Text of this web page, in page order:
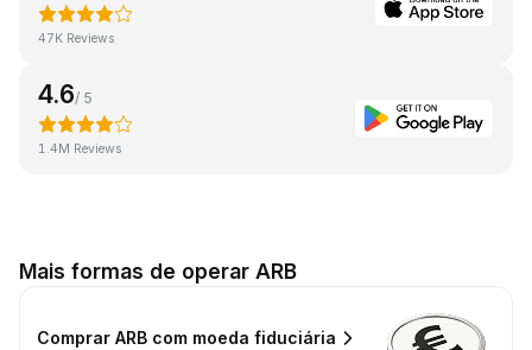
47K Reviews
4.6/ 5
1.4M Reviews
Mais formas de operar ARB
Comprar ARB com moeda fiduciária